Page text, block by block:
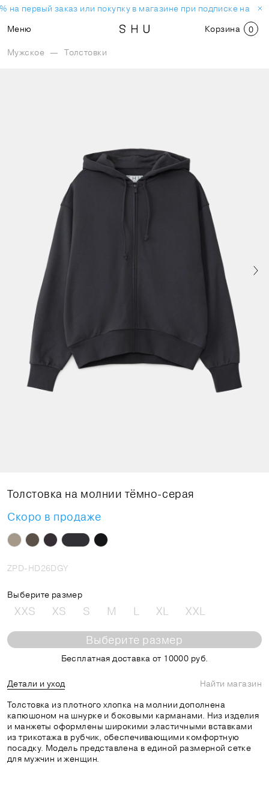
на первый заказ или покупку в магазине при подписке на
Меню
Корзина 0
Мужское — Толстовки
Толстовка на молнии тёмно-серая
Скоро в продаже
ZPD-HD26DGY
Выберите размер
XXS XS S M L XL XXL
Выберите размер
Бесплатная доставка от 10000 руб.
Детали и уход
Найти магазин
Толстовка из плотного хлопка на молнии дополнена
капюшоном на шнурке и боковыми карманами. Низ изделия
и манжеты оформлены широкими эластичными вставками
из трикотажа в рубчик, обеспечивающими комфортную
посадку. Модель представлена в единой размерной сетке
для мужчин и женщин.